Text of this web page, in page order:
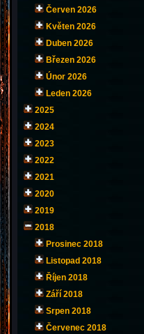
Červen 2026
Květen 2026
Duben 2026
Březen 2026
Únor 2026
Leden 2026
2025
2024
2023
2022
2021
2020
2019
2018
Prosinec 2018
Listopad 2018
Říjen 2018
Září 2018
Srpen 2018
Červenec 2018